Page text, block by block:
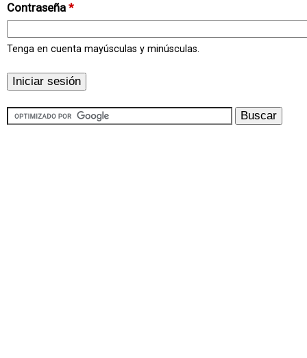
Contraseña *
Tenga en cuenta mayúsculas y minúsculas.